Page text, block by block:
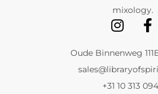
mixology.
Oude Binnenweg
+31 10 313